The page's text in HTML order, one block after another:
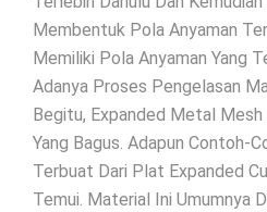
Membentuk Pola Anyaman
Memiliki Pola Anyaman Yang
Adanya Proses Pengelasan
Begitu, Expanded Metal
Yang Bagus. Adapun Contoh-
Terbuat Dari Plat Expanded
Temui. Material Ini Umumnya